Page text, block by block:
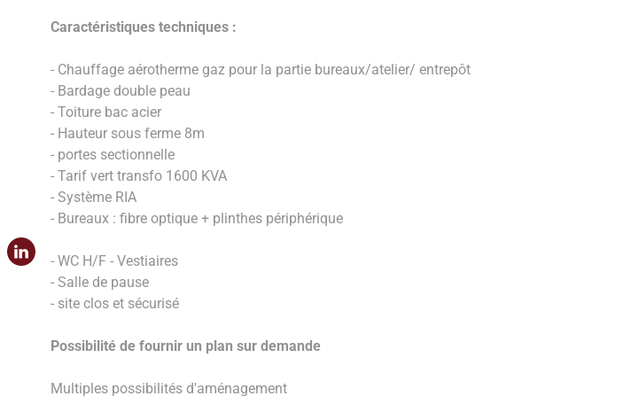
Caractéristiques techniques :
- Chauffage aérotherme gaz pour la partie bureaux/atelier/ entrepôt
- Bardage double peau
- Toiture bac acier
- Hauteur sous ferme 8m
- portes sectionnelle
- Tarif vert transfo 1600 KVA
- Système RIA
- Bureaux : fibre optique + plinthes périphérique
- WC H/F - Vestiaires
- Salle de pause
- site clos et sécurisé
Possibilité de fournir un plan sur demande
Multiples possibilités d'aménagement